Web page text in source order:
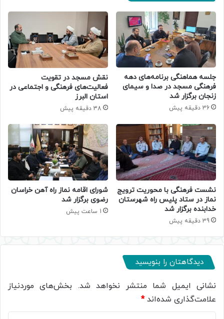
جلسه هماهنگی برنامه‌های دهه
فرهنگی مسجد در صدا و سیمای
زنجان برگزار شد
36 دقیقه پیش
نقش مسجد در تقویت
فعالیت‌های فرهنگی و اجتماعی در
استان البرز
38 دقیقه پیش
نشست فرهنگی با محوریت ترویج
نماز در ستاد پلیس راه شهرستان
خدابنده برگزار شد
39 دقیقه پیش
شورای اقامه نماز راه آهن خراسان
رضوی برگزار شد
1 ساعت پیش
دیدگاهتان را بنویسید
نشانی ایمیل شما منتشر نخواهد شد. بخش‌های موردنیاز
علامت‌گذاری شده‌اند*